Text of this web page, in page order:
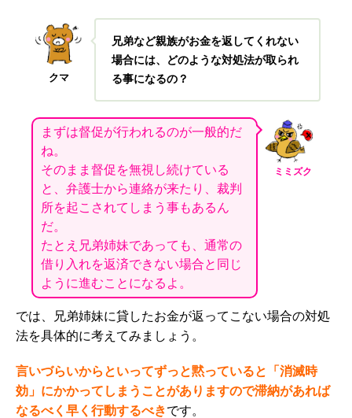
クマ
兄弟など親族がお金を返してくれない
場合には、どのような対処法が取られ
る事になるの？
ミミズク
まずは督促が行われるのが一般的だ
ね。
そのまま督促を無視し続けている
と、弁護士から連絡が来たり、裁判
所を起こされてしまう事もあるん
だ。
たとえ兄弟姉妹であっても、通常の
借り入れを返済できない場合と同じ
ように進むことになるよ。
では、兄弟姉妹に貸したお金が返ってこない場合の対処
法を具体的に考えてみましょう。
言いづらいからといってずっと黙っていると
「消滅時
効」にかかってしまうことがありますので滞納があれば
なるべく早く行動するべきです。